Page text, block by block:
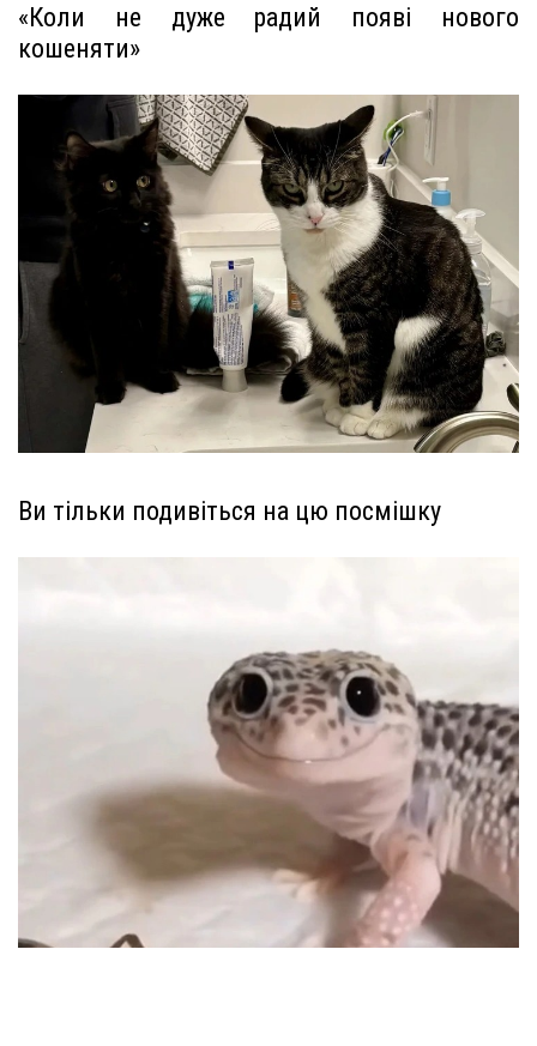
«Коли не дуже радий появі нового
кошеняти»
Ви тільки подивіться на цю посмішку